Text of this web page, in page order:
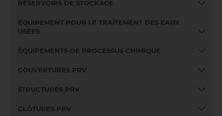
RÉSERVOIRS DE STOCKAGE
ÉQUIPEMENT POUR LE TRAITEMENT DES EAUX
USÉES
ÉQUIPEMENTS DE PROCESSUS CHIMIQUE
COUVERTURES PRV
STRUCTURES PRV
CLÔTURES PRV